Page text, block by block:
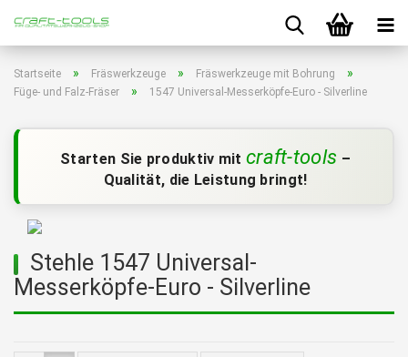
Startseite » Fräswerkzeuge » Fräswerkzeuge mit Bohrung »
Füge- und Falz-Fräser » 1547 Universal-Messerköpfe-Euro - Silverline
Starten Sie produktiv mit craft-tools –
Qualität, die Leistung bringt!
Stehle 1547 Universal-
Messerköpfe-Euro - Silverline